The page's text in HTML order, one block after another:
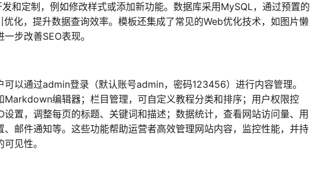
和定制，例如修改样式或添加新功能。数据库采用MySQL，通过预置的
化，提升数据查询效率。模板还集成了常见的Web优化技术，如图片懒
步改善SEO表现。
以通过admin登录（默认账号admin，密码123456）进行内容管理。
编辑器；栏目管理，可自定义教程分类和排序；用户权限控
置，调整每页的标题、关键词和描述；数据统计，查看网站访问量、用
邮件通知等。这些功能帮助运营者高效管理网站内容，监控性能，并持
见性。